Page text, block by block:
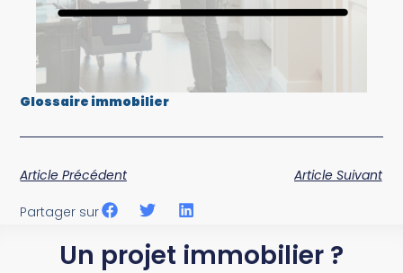
Glossaire immobilier
Article Précédent Article Suivant
Partager sur
Un projet immobilier ?